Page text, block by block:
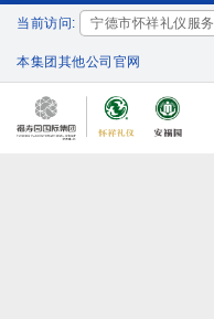
当前访问: 宁德市怀祥礼仪服务
本集团其他公司官网